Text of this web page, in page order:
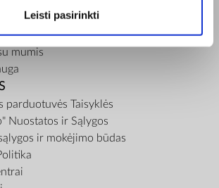
Leisti pasirinkti
pristatymą
mumis
parduotuvės Taisyklės
Nuostatos ir Sąlygos
ir mokėjimo būdas